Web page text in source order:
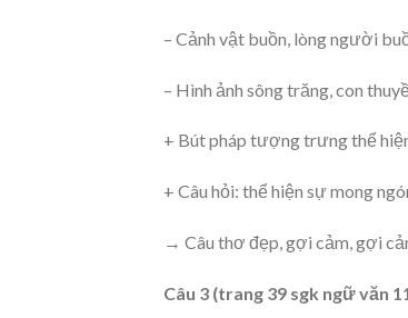
– Cảnh vật buồn, lòng người
– Hình ảnh sông trăng, con
+ Bút pháp tượng trưng thể
+ Câu hỏi: thể hiện sự mong
→ Câu thơ đẹp, gợi cảm, gợi
Câu 3 (trang 39 sgk ngữ văn